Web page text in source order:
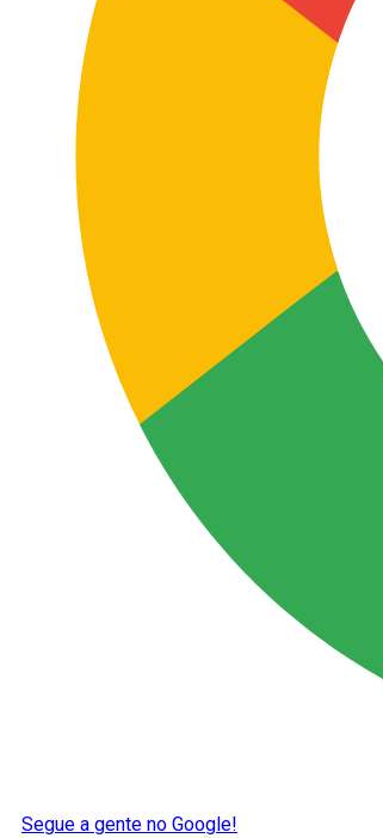
Segue a gente no Google!